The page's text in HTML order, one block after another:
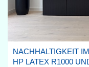
NACHHALTIGKEIT
HP LATEX R1000